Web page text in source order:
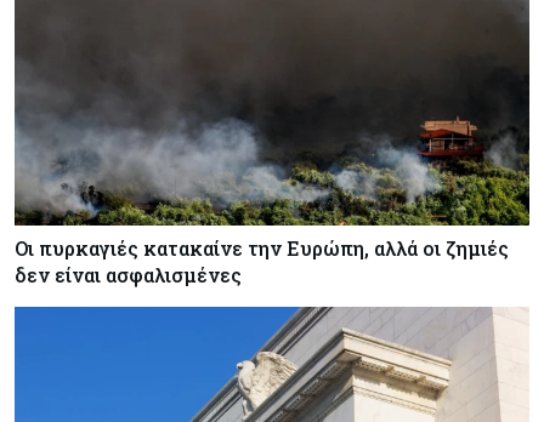
Οι πυρκαγιές κατακαίνε την Ευρώπη, αλλά οι ζημιές
δεν είναι ασφαλισμένες